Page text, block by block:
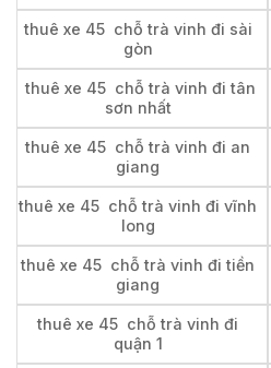
thuê xe 45 chỗ trà vinh đi sài
gòn
thuê xe 45 chỗ trà vinh đi tân
sơn nhất
thuê xe 45 chỗ trà vinh đi an
giang
thuê xe 45 chỗ trà vinh đi vĩnh
long
thuê xe 45 chỗ trà vinh đi tiền
giang
thuê xe 45 chỗ trà vinh đi
quận 1